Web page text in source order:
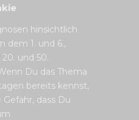
hinsichtlich
dem 1. und 6.,
und 50.
Du das Thema
bereits kennst,
dass Du